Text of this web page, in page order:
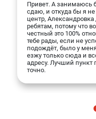
Привет. А занимаюсь
сдаю, и откуда бы я
центр,
ребятам, потому что
честный это 100%
тебе рады, если не
подождёт, было у
езжу только сюда и
адресу. Лучший пункт
точно.